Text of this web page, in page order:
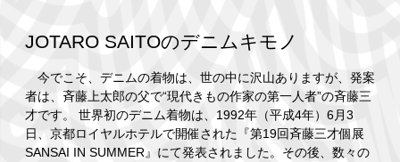
JOTARO SAITOのデニムキモノ
今でこそ、デニムの着物は、世の中に沢山ありますが、発案
者は、斉藤上太郎の父で“現代きもの作家の第一人者”の斉藤三
才です。 世界初のデニム着物は、1992年（平成4年）6月3
日、京都ロイヤルホテルで開催された『第19回斉藤三才個展
SANSAI IN SUMMER』にて発表されました。その後、数々の